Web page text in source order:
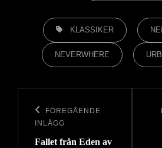
ETIKETTER,
KLASSIKER
NEVERWHERE
Föregående
FÖREGÅENDE
INLÄGG
Fallet från Eden av